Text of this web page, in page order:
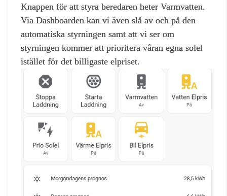
Knappen för att styra beredaren heter Varmvatten.
Via Dashboarden kan vi även slå av och på den
automatiska styrningen samt att vi ser om
styrningen kommer att prioritera våran egna solel
istället för det billigaste elpriset.